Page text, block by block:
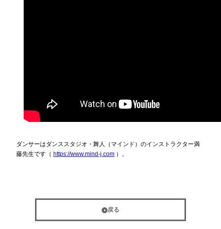
ダンサーはダンススタジオ・舞人（マインド）のインストラクター満
藤先生です（ https://www.mind-j.com）。
戻る